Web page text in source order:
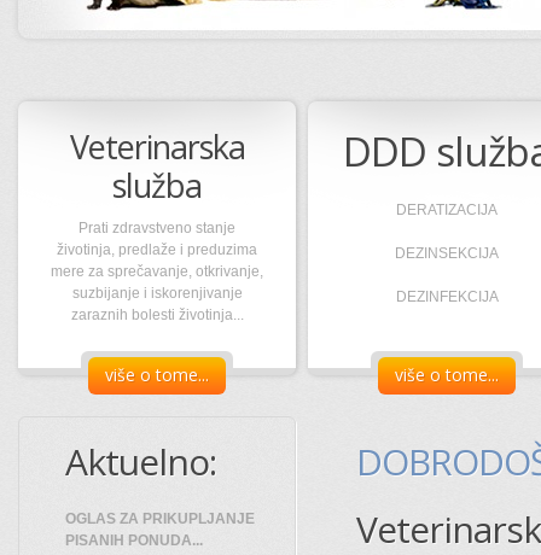
Veterinarska
služba
Prati zdravstveno stanje
životinja, predlaže i preduzima
mere za sprečavanje, otkrivanje,
suzbijanje i iskorenjivanje
zaraznih bolesti životinja...
više o tome...
DDD
DERATIZACIJA
DEZINSEKCIJA
DEZINFEKCIJA
više o tome...
Aktuelno:
OGLAS ZA PRIKUPLJANJE
PISANIH PONUDA...